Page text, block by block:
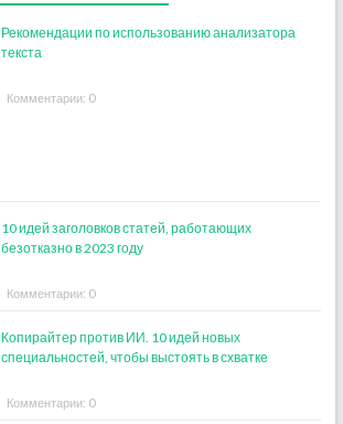
Рекомендации по использованию анализатора
текста
Комментарии: 0
10 идей заголовков статей, работающих
безотказно в 2023 году
Комментарии: 0
Копирайтер против ИИ. 10 идей новых
специальностей, чтобы выстоять в схватке
Комментарии: 0